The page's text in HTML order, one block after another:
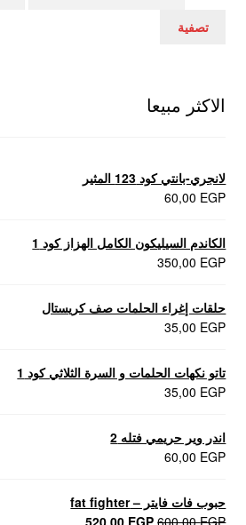
تصفية
الاكثر مبيعا
لانجري-بانتي كود 123 المثير
60,00 EGP
الكاندم السيليكون الكامل الهزاز كود 1
350,00 EGP
حلقات إغراء الحلمات صف كريستال
35,00 EGP
تاتو نكهات الحلمات و السرة الثلاثي كود 1
35,00 EGP
اندر وير حريمي فتله 2
60,00 EGP
حبوب فات فايتر – fat fighter
600,00EGP
السعر520,00 EGP
السعر